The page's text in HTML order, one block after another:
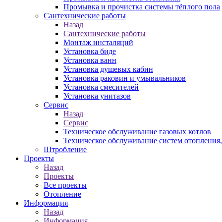
Промывка и прочистка системы тёплого пола
Сантехнические работы
Назад
Сантехнические работы
Монтаж инсталяций
Установка биде
Установка ванн
Установка душевых кабин
Установка раковин и умывальников
Установка смесителей
Установка унитазов
Сервис
Назад
Сервис
Техническое обслуживание газовых котлов
Техническое обслуживание систем
Штробление
Проекты
Назад
Проекты
Все проекты
Отопление
Информация
Назад